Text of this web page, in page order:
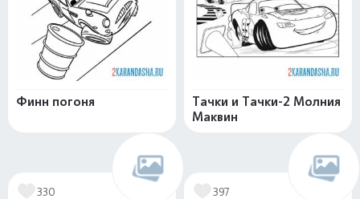
Финн погоня
Тачки и Тачки-2 Молния
Маквин
330 397